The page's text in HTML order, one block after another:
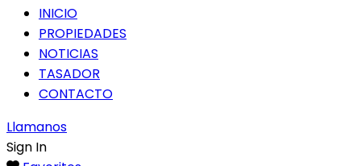
INICIO
PROPIEDADES
NOTICIAS
TASADOR
CONTACTO
Llamanos
Sign In